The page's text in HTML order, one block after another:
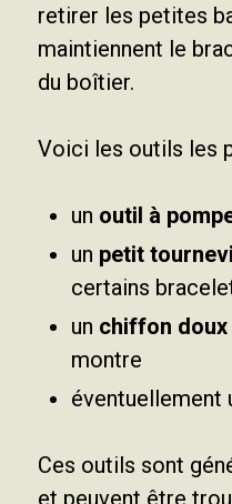
retirer les petites
maintiennent le
du boîtier.
Voici les outils les
un outil à
un petit
certains
un chiffon doux
montre
éventuellement
Ces outils sont
et peuvent être